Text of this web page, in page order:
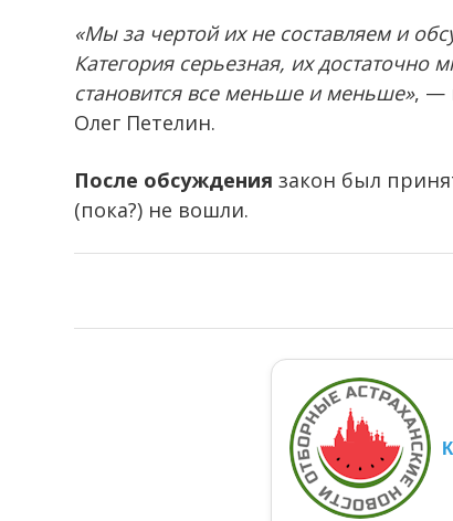
«Мы за чертой их не составляем и
Категория серьезная, их
становится все меньше и меньше», —
Олег Петелин.
После обсуждения закон был
(пока?) не вошли.